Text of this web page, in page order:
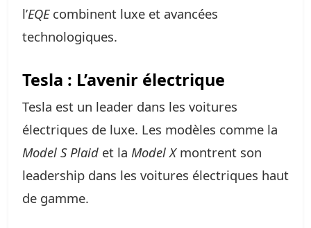
l’EQEcombinent luxe et avancées
technologiques.
Tesla : L’avenir électrique
Tesla est un leader dans les voitures
électriques de luxe. Les modèles comme la
Model S Plaid et la Model Xmontrent son
leadership dans les voitures électriques haut
de gamme.